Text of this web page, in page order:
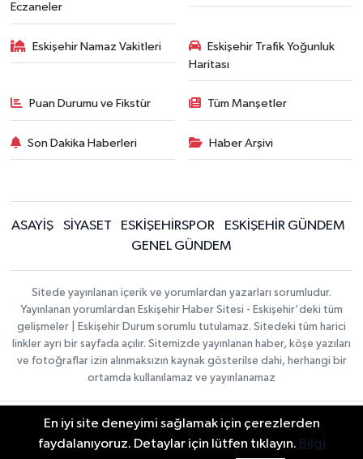
Eczaneler
Eskişehir Namaz Vakitleri
Eskişehir Trafik Yoğunluk
Haritası
Puan Durumu ve Fikstür Tüm Manşetler
Son Dakika Haberleri Haber Arşivi
ASAYİŞ SİYASET ESKİŞEHİRSPOR
ESKİŞEHİR GÜNDEM
GENEL GÜNDEM
Sitede yayınlanan içerik ve yorumlardan yazarları sorumludur.
Yayınlanan yorumlardan Eskişehir Haber Sitesi - Eskişehir'deki tüm
gelişmeler | Eskişehir Durum sorumlu tutulamaz. Sitedeki tüm harici
linkler ayrı bir sayfada açılır. Sitemizde yayınlanan haber, köşe yazıları
ve fotoğraflar izin alınmaksızın kaynak gösterilse dahi, herhangi bir
ortamda kullanılamaz ve yayınlanamaz
Gizlilik Sözleşmesi
Hakkımızda
İletişim
Topluluk Kuralları
Haber Yazılımı:
Bilişim| Copyright ©
En iyi site deneyimi sağlamak için çerezlerden
faydalanıyoruz. Detaylar için lütfen tıklayın. Bilgi